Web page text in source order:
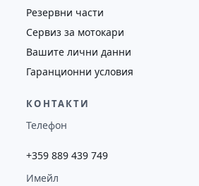
Резервни части
Сервиз за мотокари
Вашите лични данни
Гаранционни условия
КОНТАКТИ
Телефон
+359 889 439 749
Имейл